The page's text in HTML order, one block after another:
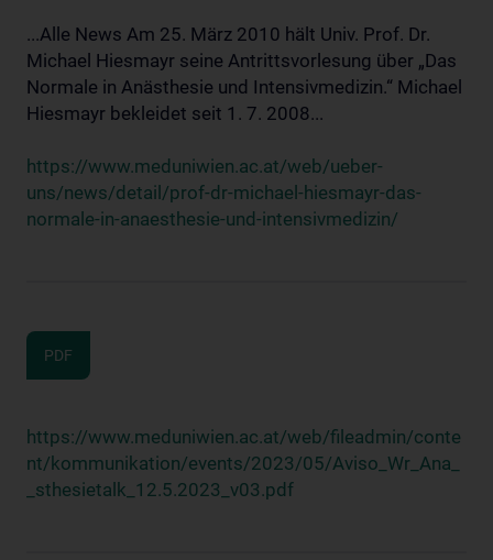
...Alle News Am 25. März 2010 hält Univ. Prof. Dr.
Michael Hiesmayr seine Antrittsvorlesung über „Das
Normale in Anästhesie und Intensivmedizin.“ Michael
Hiesmayr bekleidet seit 1. 7. 2008...
https://www.meduniwien.ac.at/web/ueber-
uns/news/detail/prof-dr-michael-hiesmayr-das-
normale-in-anaesthesie-und-intensivmedizin/
PDF
https://www.meduniwien.ac.at/web/fileadmin/conte
nt/kommunikation/events/2023/05/Aviso_Wr_Ana_
_sthesietalk_12.5.2023_v03.pdf